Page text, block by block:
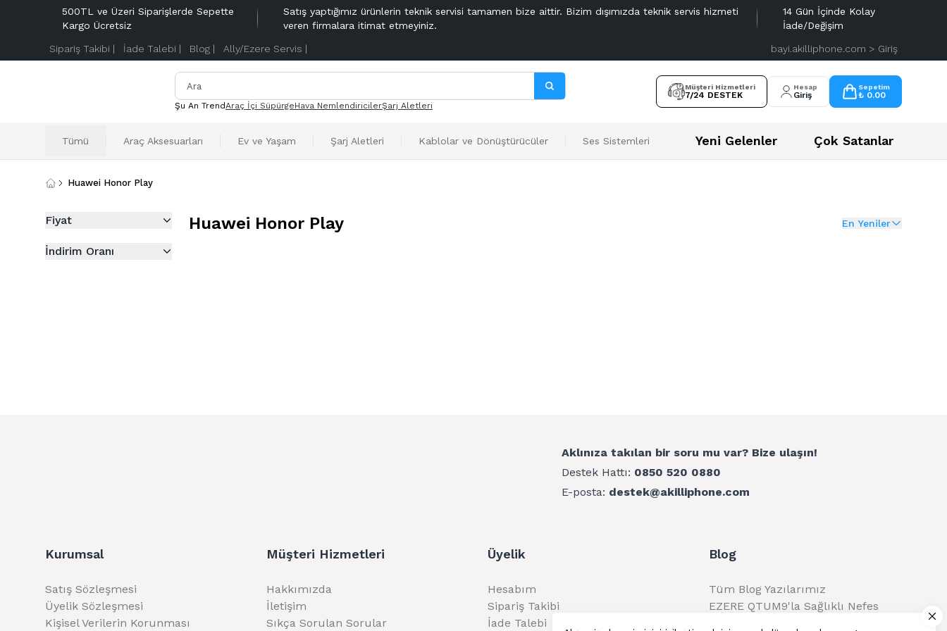
500TL ve Üzeri Siparişlerde Sepette
Kargo Ücretsiz
Satış yaptığımız ürünlerin teknik servisi tamamen bize aittir. Bizim dışımızda teknik servis hizmeti
veren firmalara itimat etmeyiniz.
14 Gün İçinde Kolay
İade/Değişim
Sipariş Takibi | İade Talebi | Blog | Ally/Ezere Servis | bayi.akilliphone.com > Giriş
Şu An TrendAraç İçi SüpürgeHava NemlendiricilerŞarj Aletleri
Müşteri Hizmetleri
7/24 DESTEK
Hesap
Giriş
Sepetim
₺ 0.00
Tümü Araç Aksesuarları Ev ve Yaşam Şarj Aletleri Kablolar ve Dönüştürücüler Ses Sistemleri Yeni Gelenler Çok Satanlar
Huawei Honor Play
Fiyat
İndirim Oranı
Huawei Honor Play En Yeniler
Aklınıza takılan bir soru mu var? Bize ulaşın!
Destek Hattı: 0850 520 0880
E-posta: destek@akilliphone.com
Kurumsal
Satış Sözleşmesi
Üyelik Sözleşmesi
Kişisel Verilerin Korunması
Müşteri Hizmetleri
Hakkımızda
İletişim
Sıkça Sorulan Sorular
Üyelik
Hesabım
Sipariş Takibi
İade Talebi
Blog
Tüm Blog Yazılarımız
EZERE QTUM9'la Sağlıklı Nefes